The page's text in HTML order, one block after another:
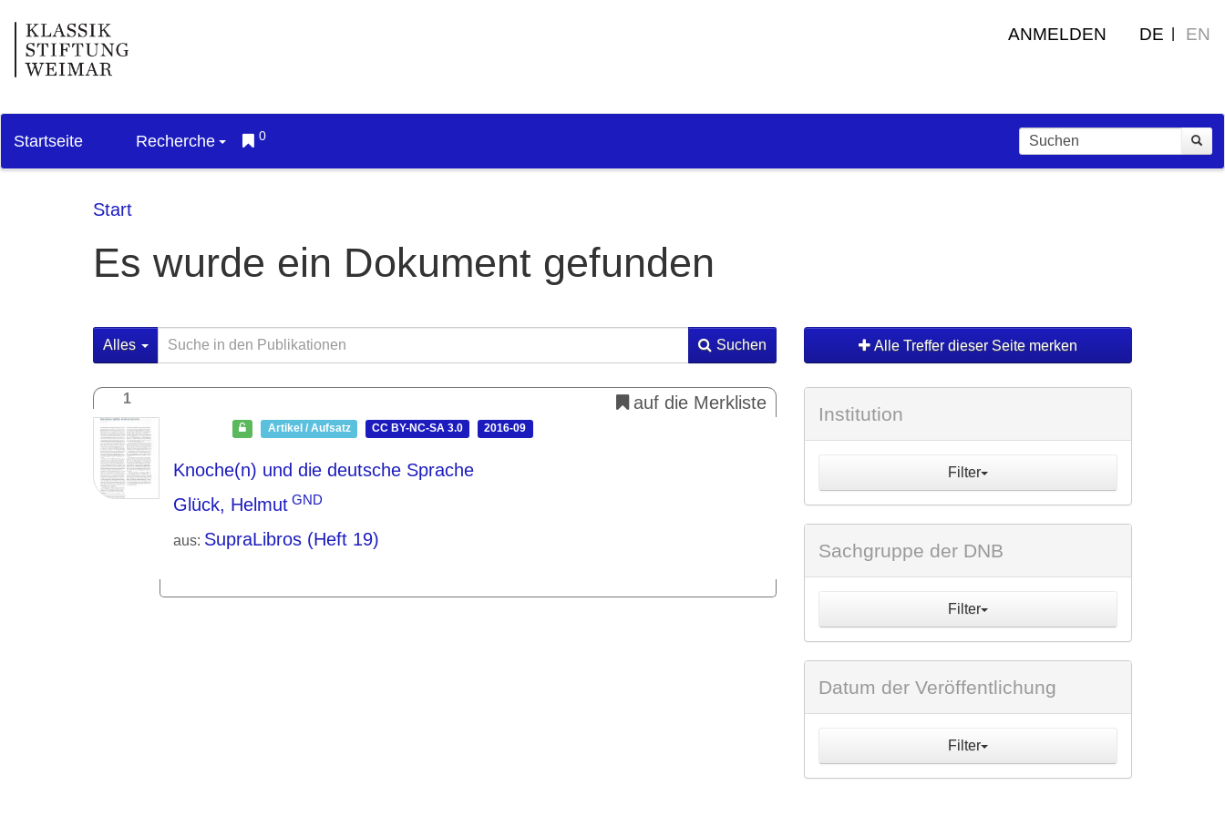
ANMELDEN DE EN
Startseite Recherche 0
Start
Es wurde ein Dokument gefunden
Alles Suchen Alle Treffer dieser Seite merken
Institution
Filter
Sachgruppe der DNB
Filter
Datum der Veröffentlichung
Filter
1 auf die Merkliste
Artikel / Aufsatz CC BY-NC-SA 3.0 2016-09
Knoche(n) und die deutsche Sprache
Glück, Helmut GND
aus: SupraLibros (Heft 19)